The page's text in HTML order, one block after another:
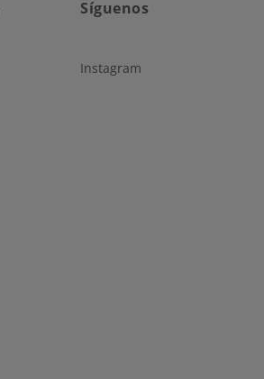
Síguenos
Instagram